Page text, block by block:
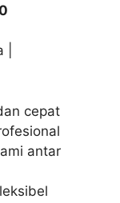
cepat
antar